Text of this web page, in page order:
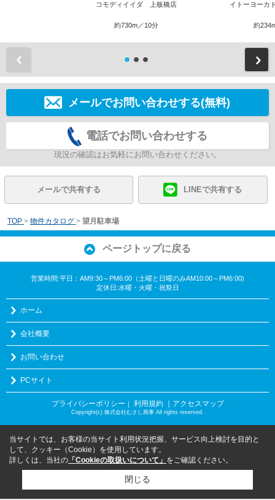
コモディイイダ 上板橋店
約730m／10分
イトーヨーカ
約
メールでお問い合わせする(無料)
電話でお問い合わせする
現況の確認はお気軽にお問い合わせください。
メールで共有する LINEで共有する
TOP > 物件カタログ > 望月駐車場
ページトップに戻る
営業時間:平日：AM9:30～PM6:00（土曜と日曜のみAM10:00～PM6:00)
定休日:水曜・火曜・祝祭日
ホーム
会社概要
お問い合わせ
PCサイト
プライバシーポリシー 利用規約 ｜アクセスマップ
Copyright(c) 株式会社むさし商事 All rights reserved.
当サイトでは、お客様の当サイト利用状況把握、サービス向上検討を目的と
して、クッキー（Cookie）を使用しています。
詳しくは、当社の 「Cookieの取扱いについて」 をご確認ください。
閉じる